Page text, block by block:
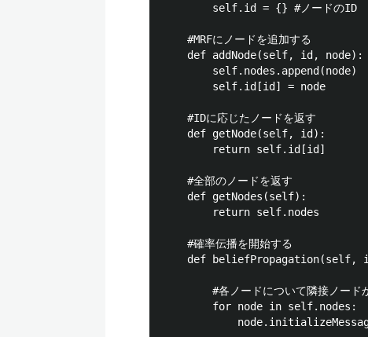
        self.id = {} #ノードのID
    #MRFにノードを追加する
    def addNode(self, id, node):
        self.nodes.append(node)
        self.id[id] = node
    #IDに応じたノードを返す
    def getNode(self, id):
        return self.id[id]
    #全部のノードを返す
    def getNodes(self):
        return self.nodes
    #確率伝播を開始する
def beliefPropagation(self,
#各ノードについて隣接ノード
        for node in self.nodes: